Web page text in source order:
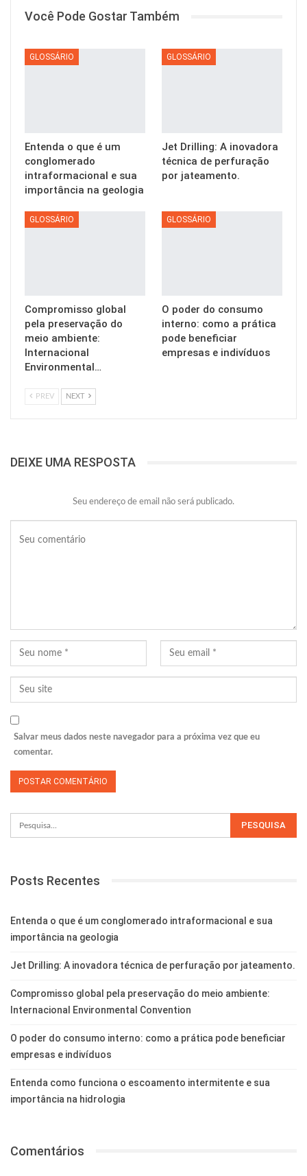
Você Pode Gostar Também
GLOSSÁRIO
Entenda o que é um
conglomerado
intraformacional e sua
importância na geologia
GLOSSÁRIO
Jet Drilling: A inovadora
técnica de perfuração
por jateamento.
GLOSSÁRIO
Compromisso global
pela preservação do
meio ambiente:
Internacional
Environmental…
GLOSSÁRIO
O poder do consumo
interno: como a prática
pode beneficiar
empresas e indivíduos
PREV NEXT
DEIXE UMA RESPOSTA
Seu endereço de email não será publicado.
Salvar meus dados neste navegador para a próxima vez que eu
comentar.
Posts Recentes
Entenda o que é um conglomerado intraformacional e sua
importância na geologia
Jet Drilling: A inovadora técnica de perfuração por jateamento.
Compromisso global pela preservação do meio ambiente:
Internacional Environmental Convention
O poder do consumo interno: como a prática pode beneficiar
empresas e indivíduos
Entenda como funciona o escoamento intermitente e sua
importância na hidrologia
Comentários